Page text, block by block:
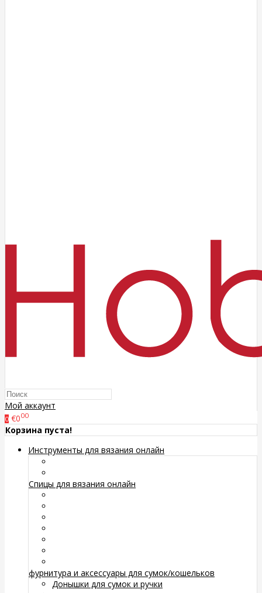
Мой аккаунт
0 €000
Корзина пуста!
Инструменты для вязания онлайн
Спицы для вязания онлайн
фурнитура и аксессуары для сумок/кошельков
Донышки для сумок и ручки